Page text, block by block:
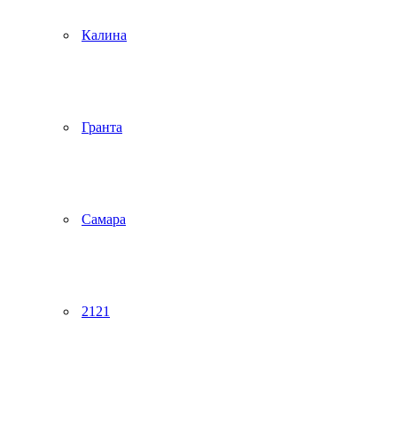
Калина
Гранта
Самара
2121